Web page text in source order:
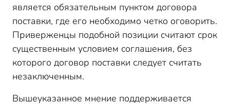
является обязательным пунктом договора
поставки, где его необходимо четко оговорить.
Приверженцы подобной позиции считают срок
существенным условием соглашения, без
которого договор поставки следует считать
незаключенным.
Вышеуказанное мнение поддерживается